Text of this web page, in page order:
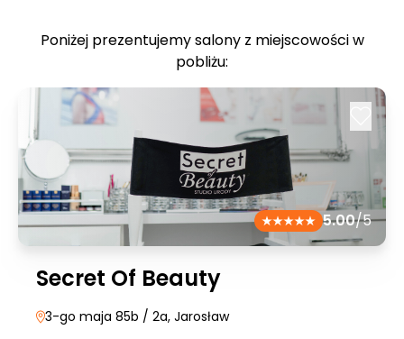
Poniżej prezentujemy salony z miejscowości w
pobliżu:
5.00/5
Secret Of Beauty
3-go maja 85b / 2a, Jarosław